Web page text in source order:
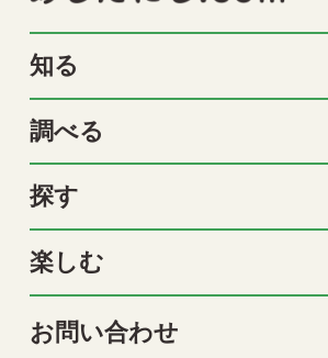
知る
調べる
探す
楽しむ
お問い合わせ